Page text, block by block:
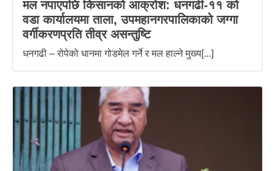
मल नपाएपछि किसानको आक्रोश: धनगढी-११ को
वडा कार्यालयमा ताला, उपमहानगरपालिकाको जग्गा
वर्गीकरणप्रति तीव्र असन्तुष्टि
धनगढी – रोपेको धानमा गोडमेल गर्ने र मल हाल्ने मुख्य[...]